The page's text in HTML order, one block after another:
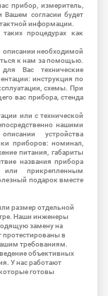
прибор, измеритель,
Вашем согласии будет
информации.
процедурах как
описании необходимой
к нам за помощью.
Вас технические
инструкция по
схемы. При
вас прибора, стенда
или с технической
нашими
устройства
приборов: номинал,
питания, габариты
названия прибора
или прикрепленным
подарок вместе
размер отдельной
Наши инженеры
замену на
протестированы в
требованиям.
объективных
У нас работают
готовы